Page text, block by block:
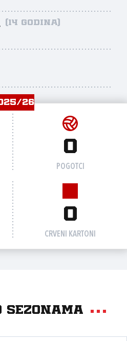
(14 godina)
26
0
POGOTCI
0
CRVENI KARTONI